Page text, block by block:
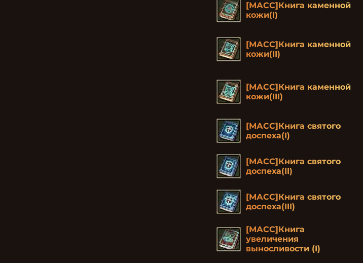
[МАСС]Книга каменной
кожи(I)
[МАСС]Книга каменной
кожи(II)
[МАСС]Книга каменной
кожи(III)
[МАСС]Книга святого
доспеха(I)
[МАСС]Книга святого
доспеха(II)
[МАСС]Книга святого
доспеха(III)
[МАСС]Книга
увеличения
выносливости (I)